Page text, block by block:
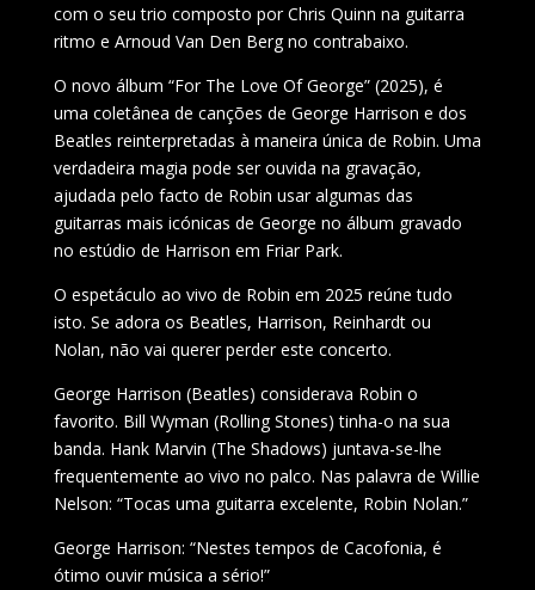
com o seu trio composto por Chris Quinn na guitarra
ritmo e Arnoud Van Den Berg no contrabaixo.
O novo álbum “For The Love Of George” (2025), é
uma coletânea de canções de George Harrison e dos
Beatles reinterpretadas à maneira única de Robin. Uma
verdadeira magia pode ser ouvida na gravação,
ajudada pelo facto de Robin usar algumas das
guitarras mais icónicas de George no álbum gravado
no estúdio de Harrison em Friar Park.
O espetáculo ao vivo de Robin em 2025 reúne tudo
isto. Se adora os Beatles, Harrison, Reinhardt ou
Nolan, não vai querer perder este concerto.
George Harrison (Beatles) considerava Robin o
favorito. Bill Wyman (Rolling Stones) tinha-o na sua
banda. Hank Marvin (The Shadows) juntava-se-lhe
frequentemente ao vivo no palco. Nas palavra de Willie
Nelson: “Tocas uma guitarra excelente, Robin Nolan.”
George Harrison: “Nestes tempos de Cacofonia, é
ótimo ouvir música a sério!”